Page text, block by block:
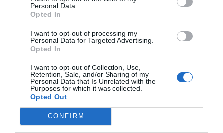
Personal Data.
Opted In
I want to opt-out of processing my
Personal Data for Targeted Advertising.
Opted In
I want to opt-out of Collection, Use,
Retention, Sale, and/or Sharing of my
Personal Data that Is Unrelated with the
Purposes for which it was collected.
Opted Out
CONFIRM